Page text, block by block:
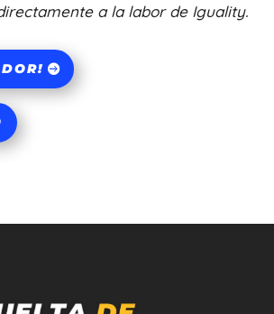
a la labor de Iguality.